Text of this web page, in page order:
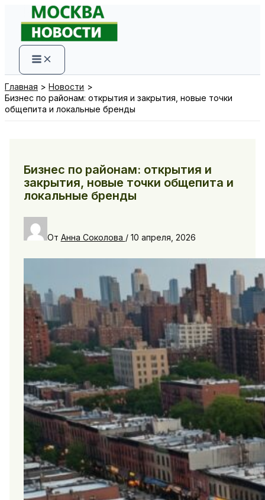
Перейти
содержимому
Главная
Новости
Бизнес по районам: открытия и закрытия, новые точки
общепита и локальные бренды
Бизнес по районам: открытия и
закрытия, новые точки общепита и
локальные бренды
От Анна Соколова / 10 апреля, 2026